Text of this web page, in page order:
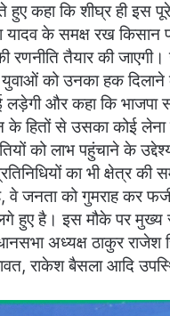
कहा कि शीघ्र ही इस पूरे
के समक्ष रख किसान
तैयार की जाएगी।
युवाओं को उनका हक
और कहा कि भाजपा
के हितों से उसका कोई लेना
को लाभ पहुंचाने के
का भी क्षेत्र की
वे जनता को गुमराह कर
हुए है। इस मौके पर मुख्य
अध्यक्ष ठाकुर राजेश
रावत, राकेश बैसला आदि